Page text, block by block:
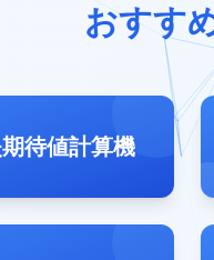
おすす
待値計算機